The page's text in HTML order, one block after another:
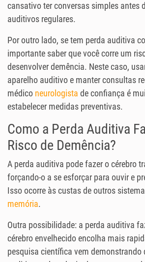
cansativo ter conversas simples antes
auditivos regulares.
Por outro lado, se tem perda auditiva
importante saber que você corre um
desenvolver demência. Neste caso,
aparelho auditivo e manter consultas
médico neurologista de confiança é
estabelecer medidas preventivas.
Como a Perda Auditiva
Risco de Demência?
A perda auditiva pode fazer o cérebro
forçando-o a se esforçar para ouvir e
Isso ocorre às custas de outros
memória.
Outra possibilidade: a perda auditiva
cérebro envelhecido encolha mais
pesquisa científica vem demonstrando